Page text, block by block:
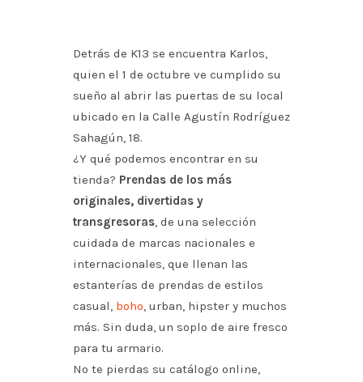
Detrás de K13 se encuentra Karlos,
quien el 1 de octubre ve cumplido su
sueño al abrir las puertas de su local
ubicado en la Calle Agustín Rodríguez
Sahagún, 18.
¿Y qué podemos encontrar en su
tienda? Prendas de los más
originales, divertidas y
transgresoras, de una selección
cuidada de marcas nacionales e
internacionales, que llenan las
estanterías de prendas de estilos
casual, boho, urban, hipster y muchos
más. Sin duda, un soplo de aire fresco
para tu armario.
No te pierdas su catálogo online,